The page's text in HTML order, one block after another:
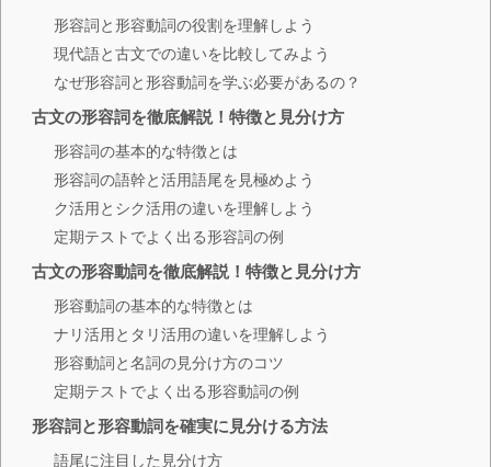
形容詞と形容動詞の役割を理解しよう
現代語と古文での違いを比較してみよう
なぜ形容詞と形容動詞を学ぶ必要があるの？
古文の形容詞を徹底解説！特徴と見分け方
形容詞の基本的な特徴とは
形容詞の語幹と活用語尾を見極めよう
ク活用とシク活用の違いを理解しよう
定期テストでよく出る形容詞の例
古文の形容動詞を徹底解説！特徴と見分け方
形容動詞の基本的な特徴とは
ナリ活用とタリ活用の違いを理解しよう
形容動詞と名詞の見分け方のコツ
定期テストでよく出る形容動詞の例
形容詞と形容動詞を確実に見分ける方法
語尾に注目した見分け方